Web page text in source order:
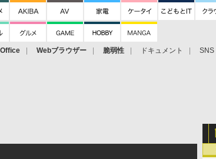
Office Webブラウザー 脆弱性 ドキュメント SNS